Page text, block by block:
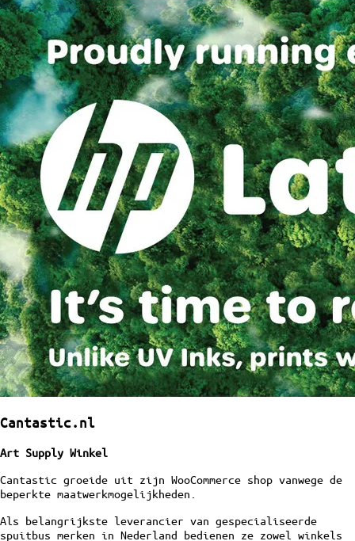
Cantastic.nl
Art Supply Winkel
Cantastic groeide uit zijn WooCommerce shop vanwege de
beperkte maatwerkmogelijkheden.
Als belangrijkste leverancier van gespecialiseerde
spuitbus merken in Nederland bedienen ze zowel winkels